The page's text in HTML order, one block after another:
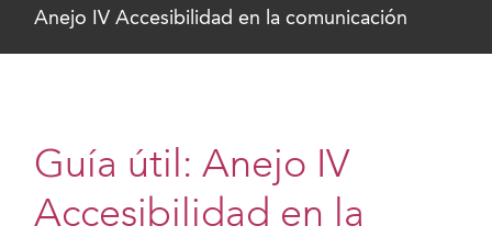
Anejo IV Accesibilidad en la comunicación
Guía útil: Anejo IV
Accesibilidad en la